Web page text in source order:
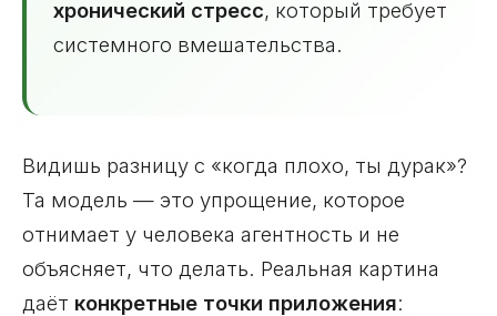
хронический стресс, который требует
системного вмешательства.
Видишь разницу с «когда плохо, ты дурак»?
Та модель — это упрощение, которое
отнимает у человека агентность и не
объясняет, что делать. Реальная картина
даёт конкретные точки приложения: